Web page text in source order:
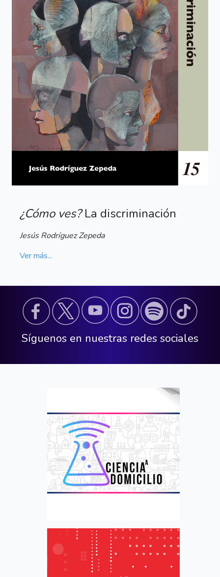
¿Cómo ves?La discriminación
Jesús Rodríguez Zepeda
Ver más...
Síguenos en nuestras redes sociales